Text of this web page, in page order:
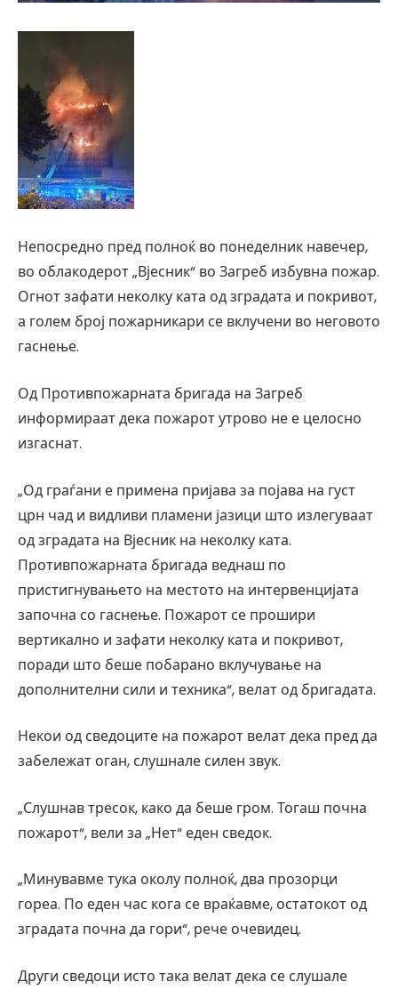
Непосредно пред полноќ во понеделник навечер,
во облакодерот „Вјесник“ во Загреб избувна пожар.
Огнот зафати неколку ката од зградата и покривот,
а голем број пожарникари се вклучени во неговото
гаснење.
Од Противпожарната бригада на Загреб
информираат дека пожарот утрово не е целосно
изгаснат.
„Од граѓани е примена пријава за појава на густ
црн чад и видливи пламени јазици што излегуваат
од зградата на Вјесник на неколку ката.
Противпожарната бригада веднаш по
пристигнувањето на местото на интервенцијата
започна со гаснење. Пожарот се прошири
вертикално и зафати неколку ката и покривот,
поради што беше побарано вклучување на
дополнителни сили и техника“, велат од бригадата.
Некои од сведоците на пожарот велат дека пред да
забележат оган, слушнале силен звук.
„Слушнав тресок, како да беше гром. Тогаш почна
пожарот“, вели за „Нет“ еден сведок.
„Минувавме тука околу полноќ, два прозорци
гореа. По еден час кога се враќавме, остатокот од
зградата почна да гори“, рече очевидец.
Други сведоци исто така велат дека се слушале